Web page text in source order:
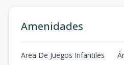
Amenidades
Area De Juegos Infantiles